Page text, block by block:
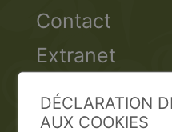
Contact
Extranet
Valais
DÉCLARATION
AUX COOKIES